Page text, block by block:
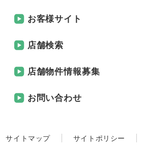
お客様サイト
店舗検索
店舗物件情報募集
お問い合わせ
サイトマップ サイトポリシー